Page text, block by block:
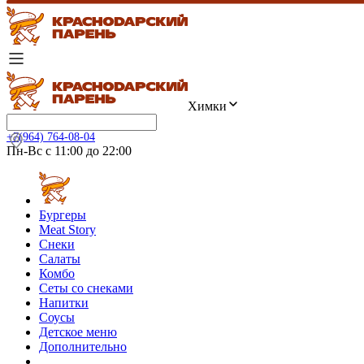
Химки
+7(964) 764-08-04
Пн-Вс с 11:00 до 22:00
Бургеры
Meat Story
Снеки
Салаты
Комбо
Сеты со снеками
Напитки
Соусы
Детское меню
Дополнительно